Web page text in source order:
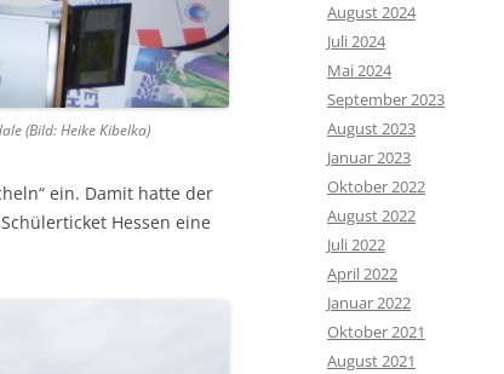
(Bild: Heike Kibelka)
ein. Damit hatte der
Hessen eine
August 2024
Juli 2024
Mai 2024
September 2023
August 2023
Januar 2023
Oktober 2022
August 2022
Juli 2022
April 2022
Januar 2022
Oktober 2021
August 2021